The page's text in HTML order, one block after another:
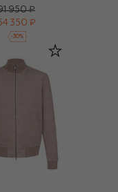
950 ₽
350 ₽
-30%